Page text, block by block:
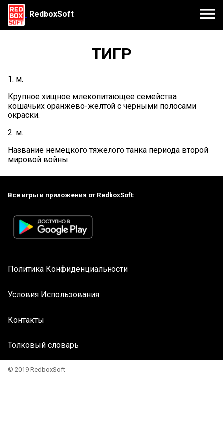
RedboxSoft
ТИГР
1. м.
Крупное хищное млекопитающее семейства
кошачьих оранжево-желтой с черными полосами
окраски.
2. м.
Название немецкого тяжелого танка периода второй
мировой войны.
Все игры и приложения от RedboxSoft:
Политика Конфиденциальности
Условия Использования
Контакты
Толковый словарь
© 2019 RedboxSoft